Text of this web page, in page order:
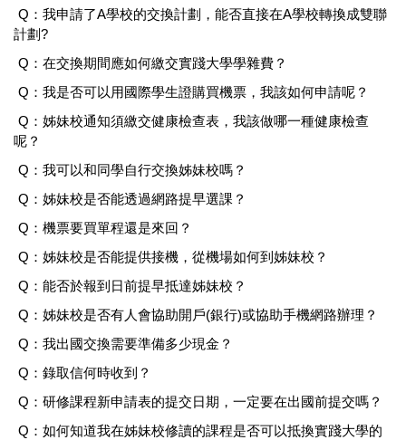
Q：我申請了A學校的交換計劃，能否直接在A學校轉換成雙聯
計劃?
Q：在交換期間應如何繳交實踐大學學雜費？
Q：我是否可以用國際學生證購買機票，我該如何申請呢？
Q：姊妹校通知須繳交健康檢查表，我該做哪一種健康檢查
呢？
Q：我可以和同學自行交換姊妹校嗎？
Q：姊妹校是否能透過網路提早選課？
Q：機票要買單程還是來回？
Q：姊妹校是否能提供接機，從機場如何到姊妹校？
Q：能否於報到日前提早抵達姊妹校？
Q：姊妹校是否有人會協助開戶(銀行)或協助手機網路辦理？
Q：我出國交換需要準備多少現金？
Q：錄取信何時收到？
Q：研修課程新申請表的提交日期，一定要在出國前提交嗎？
Q：如何知道我在姊妹校修讀的課程是否可以抵換實踐大學的